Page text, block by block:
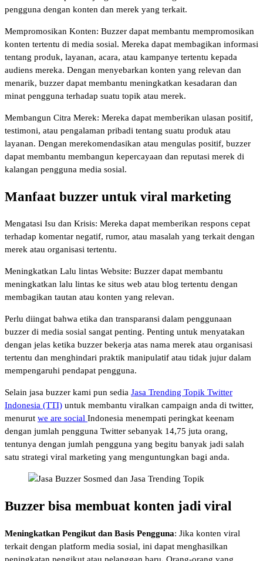
pengguna dengan konten dan merek yang terkait.
Mempromosikan Konten: Buzzer dapat membantu mempromosikan
konten tertentu di media sosial. Mereka dapat membagikan informasi
tentang produk, layanan, acara, atau kampanye tertentu kepada
audiens mereka. Dengan menyebarkan konten yang relevan dan
menarik, buzzer dapat membantu meningkatkan kesadaran dan
minat pengguna terhadap suatu topik atau merek.
Membangun Citra Merek: Mereka dapat memberikan ulasan positif,
testimoni, atau pengalaman pribadi tentang suatu produk atau
layanan. Dengan merekomendasikan atau mengulas positif, buzzer
dapat membantu membangun kepercayaan dan reputasi merek di
kalangan pengguna media sosial.
Manfaat buzzer untuk viral marketing
Mengatasi Isu dan Krisis: Mereka dapat memberikan respons cepat
terhadap komentar negatif, rumor, atau masalah yang terkait dengan
merek atau organisasi tertentu.
Meningkatkan Lalu lintas Website: Buzzer dapat membantu
meningkatkan lalu lintas ke situs web atau blog tertentu dengan
membagikan tautan atau konten yang relevan.
Perlu diingat bahwa etika dan transparansi dalam penggunaan
buzzer di media sosial sangat penting. Penting untuk menyatakan
dengan jelas ketika buzzer bekerja atas nama merek atau organisasi
tertentu dan menghindari praktik manipulatif atau tidak jujur dalam
mempengaruhi pendapat pengguna.
Selain jasa buzzer kami pun sedia Jasa Trending Topik Twitter
Indonesia (TTI) untuk membantu viralkan campaign anda di twitter,
menurut we are social Indonesia menempati peringkat keenam
dengan jumlah pengguna Twitter sebanyak 14,75 juta orang,
tentunya dengan jumlah pengguna yang begitu banyak jadi salah
satu strategi viral marketing yang menguntungkan bagi anda.
Buzzer bisa membuat konten jadi viral
Meningkatkan Pengikut dan Basis Pengguna: Jika konten viral
terkait dengan platform media sosial, ini dapat menghasilkan
peningkatan pengikut atau pelanggan baru. Orang-orang yang